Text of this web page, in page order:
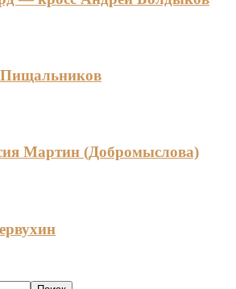
Мартин (Добромыслова)